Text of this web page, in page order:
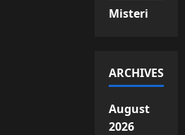
Misteri
ARCHIVES
August
2026